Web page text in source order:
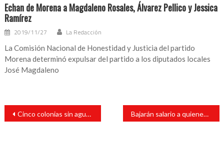
Echan de Morena a Magdaleno Rosales, Álvarez Pellico y Jessica
Ramírez
2019/11/27 La Redacción
La Comisión Nacional de Honestidad y Justicia del partido
Morena determinó expulsar del partido a los diputados locales
José Magdaleno
Navegación
entradas
Cinco colonias sin agua por conflicto en unidad de riego en Córdoba Bajarán salario a quienes ingresaron a Poder Judicial después de 2010